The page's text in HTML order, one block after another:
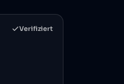
Verifiziert